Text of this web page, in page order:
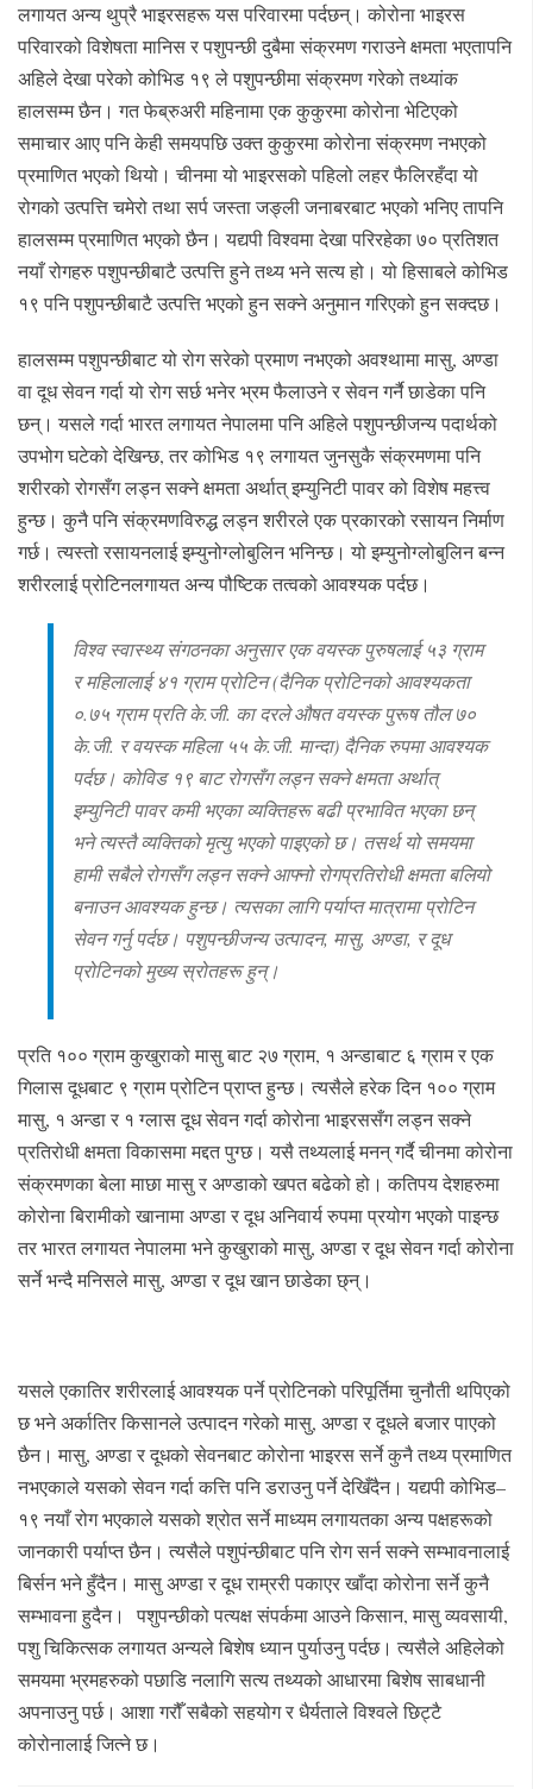
लगायत अन्य थुप्रै भाइरसहरू यस परिवारमा पर्दछन्। कोरोना भाइरस
परिवारको विशेषता मानिस र पशुपन्छी दुबैमा संक्रमण गराउने क्षमता भएतापनि
अहिले देखा परेको कोभिड १९ ले पशुपन्छीमा संक्रमण गरेको तथ्यांक
हालसम्म छैन। गत फेब्रुअरी महिनामा एक कुकुरमा कोरोना भेटिएको
समाचार आए पनि केही समयपछि उक्त कुकुरमा कोरोना संक्रमण नभएको
प्रमाणित भएको थियो। चीनमा यो भाइरसको पहिलो लहर फैलिरहँदा यो
रोगको उत्पत्ति चमेरो तथा सर्प जस्ता जङ्ली जनाबरबाट भएको भनिए तापनि
हालसम्म प्रमाणित भएको छैन। यद्यपी विश्वमा देखा परिरहेका ७० प्रतिशत
नयाँ रोगहरु पशुपन्छीबाटै उत्पत्ति हुने तथ्य भने सत्य हो। यो हिसाबले कोभिड
१९ पनि पशुपन्छीबाटै उत्पत्ति भएको हुन सक्ने अनुमान गरिएको हुन सक्दछ।
हालसम्म पशुपन्छीबाट यो रोग सरेको प्रमाण नभएको अवश्थामा मासु, अण्डा
वा दूध सेवन गर्दा यो रोग सर्छ भनेर भ्रम फैलाउने र सेवन गर्नै छाडेका पनि
छन्। यसले गर्दा भारत लगायत नेपालमा पनि अहिले पशुपन्छीजन्य पदार्थको
उपभोग घटेको देखिन्छ, तर कोभिड १९ लगायत जुनसुकै संक्रमणमा पनि
शरीरको रोगसँग लड्न सक्ने क्षमता अर्थात् इम्युनिटी पावर को विशेष महत्त्व
हुन्छ। कुनै पनि संक्रमणविरुद्ध लड्न शरीरले एक प्रकारको रसायन निर्माण
गर्छ। त्यस्तो रसायनलाई इम्युनोग्लोबुलिन भनिन्छ। यो इम्युनोग्लोबुलिन बन्न
शरीरलाई प्रोटिनलगायत अन्य पौष्टिक तत्वको आवश्यक पर्दछ।
विश्व स्वास्थ्य संगठनका अनुसार एक वयस्क पुरुषलाई ५३ ग्राम
र महिलालाई ४१ ग्राम प्रोटिन (दैनिक प्रोटिनको आवश्यकता
०.७५ ग्राम प्रति के.जी. का दरले औषत वयस्क पुरूष तौल ७०
के.जी. र वयस्क महिला ५५ के.जी. मान्दा) दैनिक रुपमा आवश्यक
पर्दछ। कोविड १९ बाट रोगसँग लड्न सक्ने क्षमता अर्थात्
इम्युनिटी पावर कमी भएका व्यक्तिहरू बढी प्रभावित भएका छन्
भने त्यस्तै व्यक्तिको मृत्यु भएको पाइएको छ। तसर्थ यो समयमा
हामी सबैले रोगसँग लड्न सक्ने आफ्नो रोगप्रतिरोधी क्षमता बलियो
बनाउन आवश्यक हुन्छ। त्यसका लागि पर्याप्त मात्रामा प्रोटिन
सेवन गर्नु पर्दछ। पशुपन्छीजन्य उत्पादन, मासु, अण्डा, र दूध
प्रोटिनको मुख्य स्रोतहरू हुन्।
प्रति १०० ग्राम कुखुराको मासु बाट २७ ग्राम, १ अन्डाबाट ६ ग्राम र एक
गिलास दूधबाट ९ ग्राम प्रोटिन प्राप्त हुन्छ। त्यसैले हरेक दिन १०० ग्राम
मासु, १ अन्डा र १ ग्लास दूध सेवन गर्दा कोरोना भाइरससँग लड्न सक्ने
प्रतिरोधी क्षमता विकासमा मद्दत पुग्छ। यसै तथ्यलाई मनन् गर्दै चीनमा कोरोना
संक्रमणका बेला माछा मासु र अण्डाको खपत बढेको हो। कतिपय देशहरुमा
कोरोना बिरामीको खानामा अण्डा र दूध अनिवार्य रुपमा प्रयोग भएको पाइन्छ
तर भारत लगायत नेपालमा भने कुखुराको मासु, अण्डा र दूध सेवन गर्दा कोरोना
सर्ने भन्दै मनिसले मासु, अण्डा र दूध खान छाडेका छ्न्।
यसले एकातिर शरीरलाई आवश्यक पर्ने प्रोटिनको परिपूर्तिमा चुनौती थपिएको
छ भने अर्कातिर किसानले उत्पादन गरेको मासु, अण्डा र दूधले बजार पाएको
छैन। मासु, अण्डा र दूधको सेवनबाट कोरोना भाइरस सर्ने कुनै तथ्य प्रमाणित
नभएकाले यसको सेवन गर्दा कत्ति पनि डराउनु पर्ने देखिँदैन। यद्यपी कोभिड–
१९ नयाँ रोग भएकाले यसको श्रोत सर्ने माध्यम लगायतका अन्य पक्षहरूको
जानकारी पर्याप्त छैन। त्यसैले पशुपंन्छीबाट पनि रोग सर्न सक्ने सम्भावनालाई
बिर्सन भने हुँदैन। मासु अण्डा र दूध राम्ररी पकाएर खाँदा कोरोना सर्ने कुनै
सम्भावना हुदैन।पशुपन्छीको पत्यक्ष संपर्कमा आउने किसान, मासु व्यवसायी,
पशु चिकित्सक लगायत अन्यले बिशेष ध्यान पुर्याउनु पर्दछ। त्यसैले अहिलेको
समयमा भ्रमहरुको पछाडि नलागि सत्य तथ्यको आधारमा बिशेष साबधानी
अपनाउनु पर्छ। आशा गरौँ सबैको सहयोग र धैर्यताले विश्वले छिट्टै
कोरोनालाई जित्ने छ।